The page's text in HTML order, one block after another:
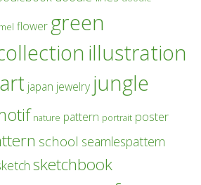
flower green
illustration
japan jewelry jungle
nature pattern portrait poster
school seamlespattern
sketchbook